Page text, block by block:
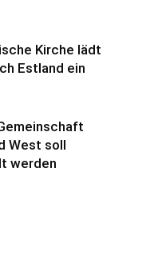
Kirche lädt
Estland ein
West soll
werden